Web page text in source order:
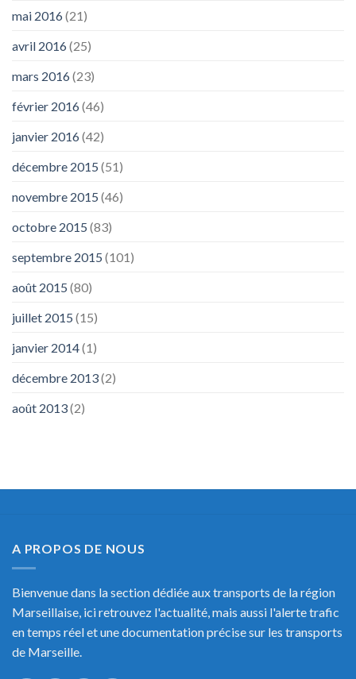
mai 2016(21)
avril 2016(25)
mars 2016(23)
février 2016(46)
janvier 2016(42)
décembre 2015 (51)
novembre 2015 (46)
octobre 2015 (83)
septembre 2015 (101)
août 2015 (80)
juillet 2015 (15)
janvier 2014(1)
décembre 2013(2)
août 2013(2)
A PROPOS DE NOUS
Bienvenue dans la section dédiée aux transports de la région
Marseillaise, ici retrouvez l'actualité, mais aussi l'alerte trafic
en temps réel et une documentation précise sur les transports
de Marseille.